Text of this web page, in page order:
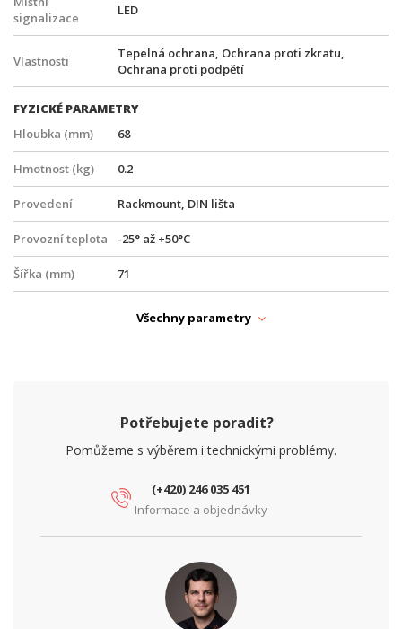
signalizace
LED
Vlastnosti
Tepelná ochrana, Ochrana proti zkratu,
Ochrana proti podpětí
FYZICKÉ PARAMETRY
Hloubka (mm)
68
Hmotnost (kg) 0.2
Provedení Rackmount, DIN lišta
Provozní teplota -25° až +50°C
Šířka (mm) 71
PARAMETRY ETHERNET
Všechny parametry
Potřebujete poradit?
Pomůžeme s výběrem i technickými problémy.
(+420) 246 035 451
Informace a objednávky